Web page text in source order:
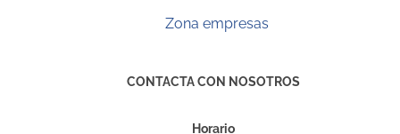
Zona empresas
CONTACTA CON NOSOTROS
Horario